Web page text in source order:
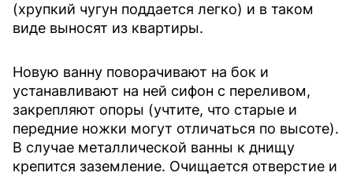
(хрупкий чугун поддается легко) и в таком
виде выносят из квартиры.
Новую ванну поворачивают на бок и
устанавливают на ней сифон с переливом,
закрепляют опоры (учтите, что старые и
передние ножки могут отличаться по высоте).
В случае металлической ванны к днищу
крепится заземление. Очищается отверстие и